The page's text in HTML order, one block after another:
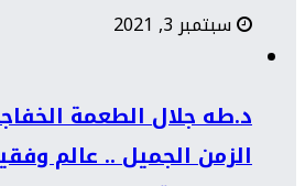
سبتمبر 3, 2021
د.طه جلال الطعمة
الزمن الجميل .. عالم